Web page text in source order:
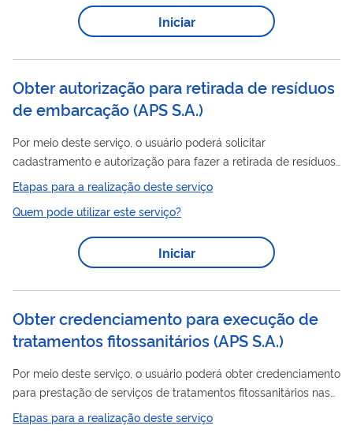
Iniciar
Obter autorização para retirada de resíduos
de embarcação (APS S.A.)
Por meio deste serviço, o usuário poderá solicitar
cadastramento e autorização para fazer a retirada de resíduos
sólidos ou oleosos de embarcações no Porto de Santos
Etapas para a realização deste serviço
Quem pode utilizar este serviço?
Iniciar
Obter credenciamento para execução de
tratamentos fitossanitários (APS S.A.)
Por meio deste serviço, o usuário poderá obter credenciamento
para prestação de serviços de tratamentos fitossanitários nas
áreas do Porto Organizado.
Etapas para a realização deste serviço